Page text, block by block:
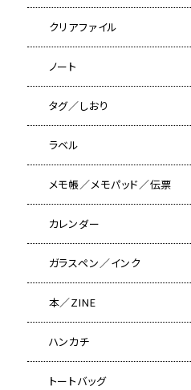
クリアファイル
ノート
タグ／しおり
ラベル
メモ帳／メモパッド／伝票
カレンダー
ガラスペン／インク
本／ZINE
ハンカチ
トートバッグ